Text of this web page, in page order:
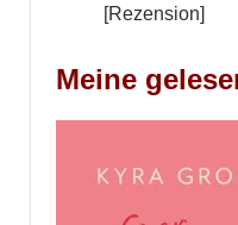
[Rezension]
Meine